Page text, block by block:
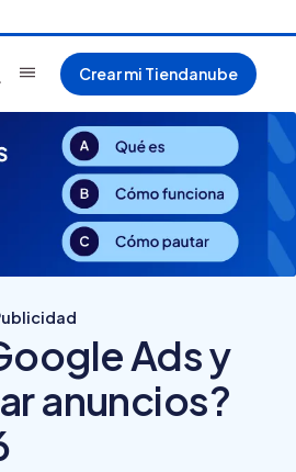
Crear mi Tiendanube
Ads y
anuncios?